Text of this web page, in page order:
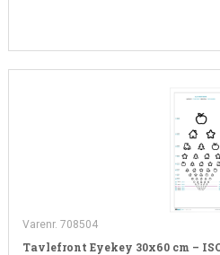
Varenr. 708504
Tavlefront Eyekey 30x60 cm –